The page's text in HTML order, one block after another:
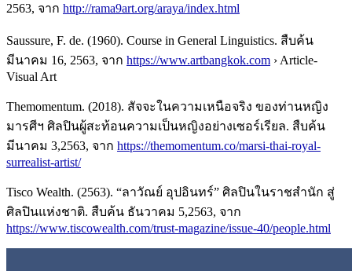
2563, จาก http://rama9art.org/araya/index.html
Saussure, F. de. (1960). Course in General Linguistics. สืบค้น
มีนาคม 16, 2563, จาก https://www.artbangkok.com › Article-
Visual Art
Themomentum. (2018). สัจจะในความเหนือจริง ของท่านหญิง
มารศีฯ ศิลปินผู้สะท้อนความเป็นหญิงอย่างเซอร์เรียล. สืบค้น
มีนาคม 3,2563, จาก https://themomentum.co/marsi-thai-royal-
surrealist-artist/
Tisco Wealth. (2563). “ลาวัณย์ อุปอินทร์” ศิลปินในราชสำนัก สู่
ศิลปินแห่งชาติ. สืบค้น ธันวาคม 5,2563, จาก
https://www.tiscowealth.com/trust-magazine/issue-40/people.html